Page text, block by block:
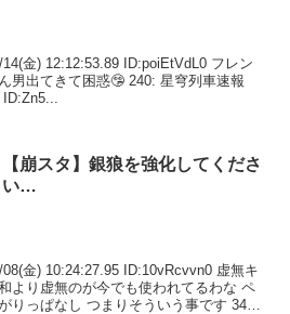
金) 12:12:53.89 ID:poiEtVdL0 フレン
男出てきて困惑🤥 240: 星穹列車速報
ID:Zn5...
【崩スタ】銀狼を強化してくださ
い…
金) 10:24:27.95 ID:10vRcvvn0 虚無キ
より虚無のが今でも使われてるわな ペ
りっぱなし つまりそういう事です 346: